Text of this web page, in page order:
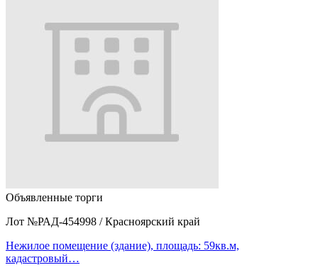
Объявленные торги
Лот №РАД-454998 / Красноярский край
Нежилое помещение (здание), площадь: 59кв.м,
кадастровый…